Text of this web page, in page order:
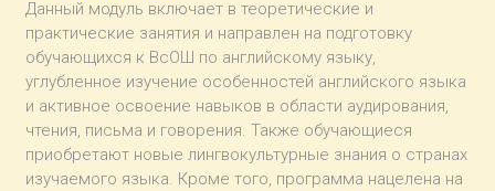
Данный модуль включает в теоретические и
практические занятия и направлен на подготовку
обучающихся к ВсОШ по английскому языку,
углубленное изучение особенностей английского языка
и активное освоение навыков в области аудирования,
чтения, письма и говорения. Также обучающиеся
приобретают новые лингвокультурные знания о странах
изучаемого языка. Кроме того, программа нацелена на